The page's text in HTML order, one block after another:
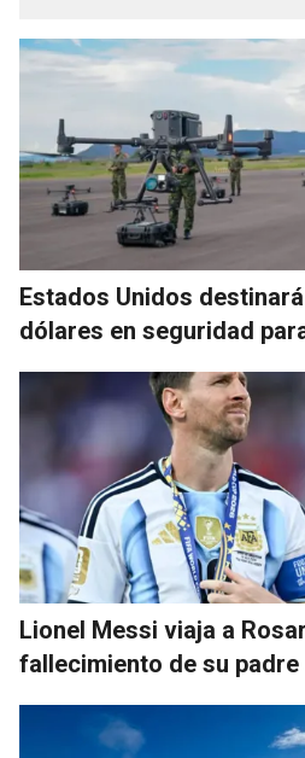
Estados Unidos
dólares en seguridad
Lionel Messi viaja a
fallecimiento de su